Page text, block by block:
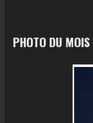
PHOTO DU MOIS